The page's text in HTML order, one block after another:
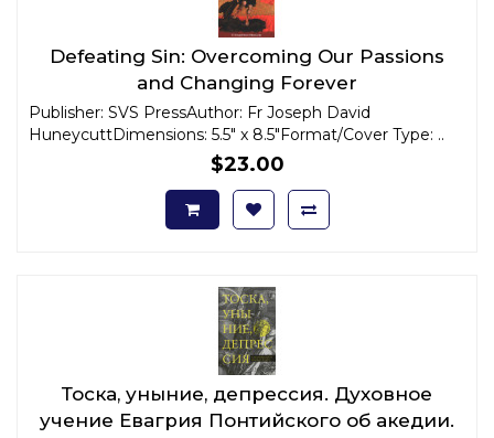
Defeating Sin: Overcoming Our Passions
and Changing Forever
Publisher: SVS PressAuthor: Fr Joseph David
HuneycuttDimensions: 5.5" x 8.5"Format/Cover Type: ..
$23.00
Тоска, уныние, депрессия. Духовное
учение Евагрия Понтийского об акедии.